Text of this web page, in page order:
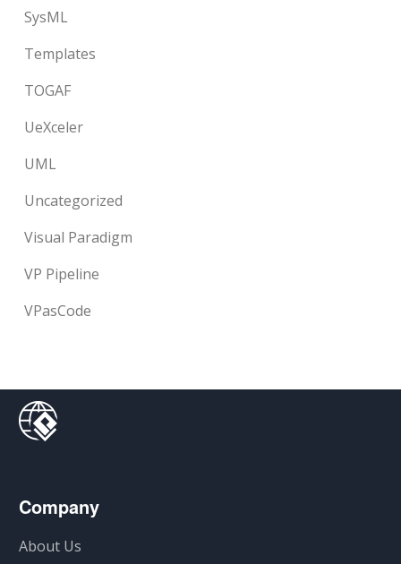
SysML
Templates
TOGAF
UeXceler
UML
Uncategorized
Visual Paradigm
VP Pipeline
VPasCode
Company
About Us